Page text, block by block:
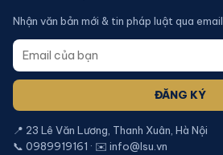
Nhận văn bản mới & tin pháp luật qua email.
ĐĂNG KÝ
📍 23 Lê Văn Lương, Thanh Xuân, Hà Nội
📞 0989919161 · ✉️ info@lsu.vn